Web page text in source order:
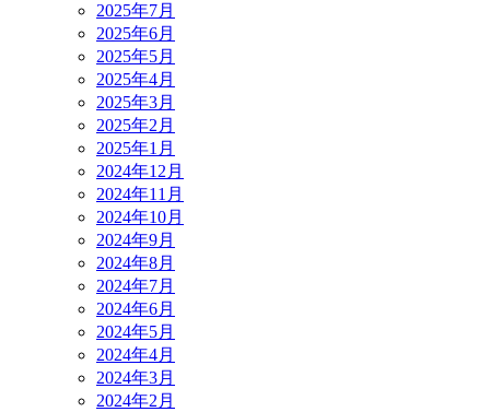
2025年7月
2025年6月
2025年5月
2025年4月
2025年3月
2025年2月
2025年1月
2024年12月
2024年11月
2024年10月
2024年9月
2024年8月
2024年7月
2024年6月
2024年5月
2024年4月
2024年3月
2024年2月